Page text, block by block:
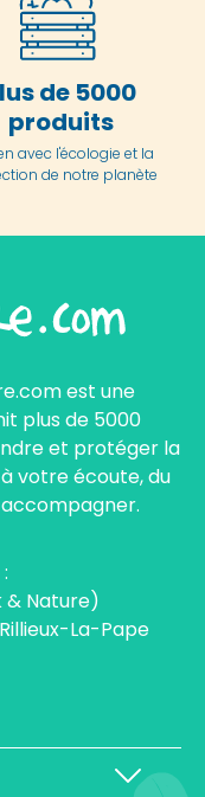
de 5000
produits
avec l'écologie et la
de notre planète
est une
plus de 5000
et protéger la
votre écoute, du
Nature)
La-Pape